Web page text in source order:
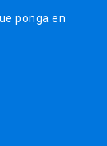
ponga en